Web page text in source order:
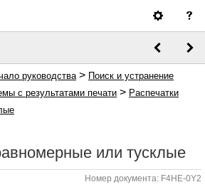
руководства > Поиск и устранение
с результатами печати > Распечатки
или тусклые
Номер документа: F4HE-0Y2